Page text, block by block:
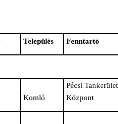
Település Fenntartó
Komló
Pécsi
Központ